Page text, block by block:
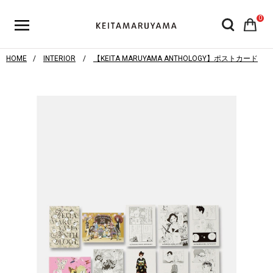
0
HOME INTERIOR 【KEITA MARUYAMA ANTHOLOGY】ポストカード